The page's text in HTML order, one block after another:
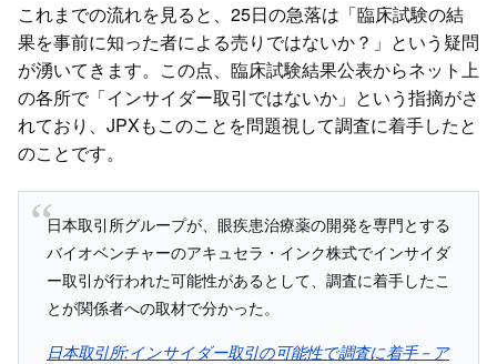
これまでの流れを見ると、25日の急落は「臨床試験の結
果を事前に知った者による売りではないか？」という疑問
が湧いてきます。この点、臨床試験結果公表からネット上
の各所で「インサイダー取引ではないか」という指摘がさ
れており、JPXもこのことを問題視して調査に着手したと
のことです。
日本取引所グループが、眼疾患治療薬の開発を専門とする
バイオベンチャーのアキュセラ・インク株式でインサイダ
ー取引が行われた可能性があるとして、調査に着手したこ
とが関係者への取材で分かった。
日本取引所:インサイダー取引の可能性で調査に着手－ア